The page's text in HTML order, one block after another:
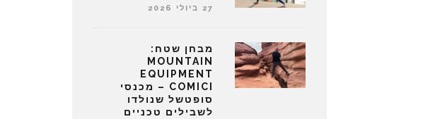
27 ביולי 2026
מבחן שטח:
MOUNTAIN
EQUIPMENT
COMICI – מכנסי
סופטשל שנולדו
לשבילים טכניים